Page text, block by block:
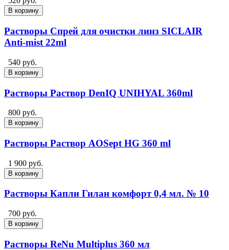
В корзину
Растворы Спрей для очистки линз SICLAIR
Anti-mist 22ml
540 руб.
В корзину
Растворы Раствор DenIQ UNIHYAL 360ml
800 руб.
В корзину
Растворы Раствор AOSept HG 360 ml
1 900 руб.
В корзину
Растворы Капли Гилан комфорт 0,4 мл. № 10
700 руб.
В корзину
Растворы ReNu Multiplus 360 мл